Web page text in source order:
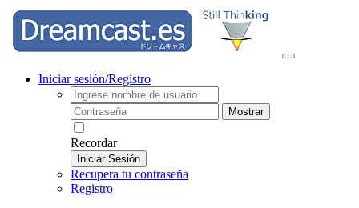
Iniciar sesión/Registro
Mostrar
Recordar
Iniciar Sesión
Recupera tu contraseña
Registro